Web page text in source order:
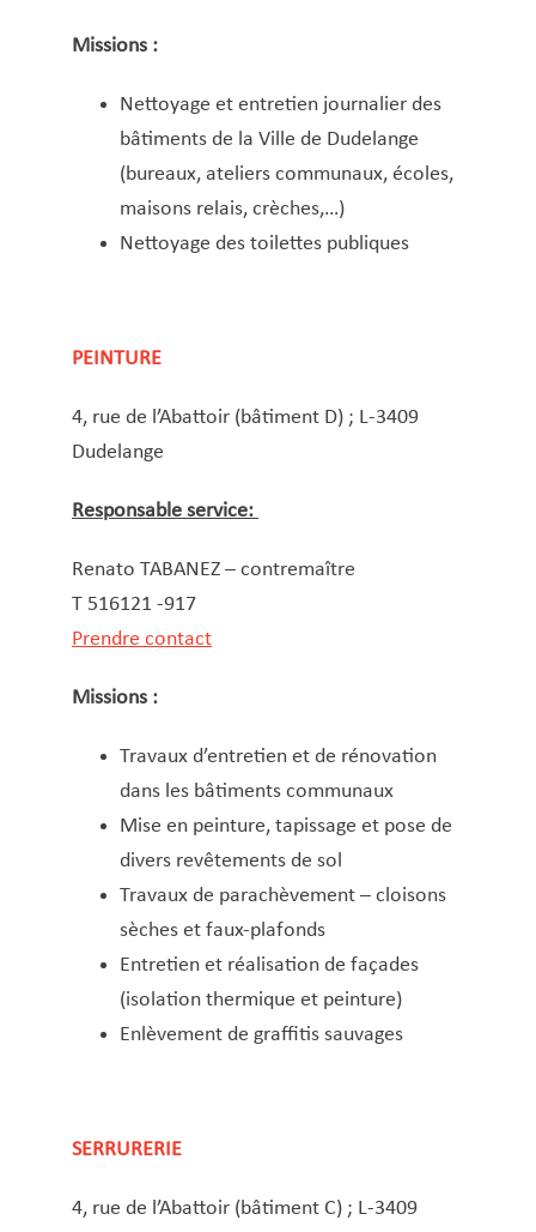
Missions :
Nettoyage et entretien journalier des
bâtiments de la Ville de Dudelange
(bureaux, ateliers communaux, écoles,
maisons relais, crèches,…)
Nettoyage des toilettes publiques
PEINTURE
4, rue de l’Abattoir (bâtiment D) ; L-3409
Dudelange
Responsable service:
Renato TABANEZ – contremaître
T 516121 -917
Prendre contact
Missions :
Travaux d’entretien et de rénovation
dans les bâtiments communaux
Mise en peinture, tapissage et pose de
divers revêtements de sol
Travaux de parachèvement – cloisons
sèches et faux-plafonds
Entretien et réalisation de façades
(isolation thermique et peinture)
Enlèvement de graffitis sauvages
SERRURERIE
4, rue de l’Abattoir (bâtiment C) ; L-3409